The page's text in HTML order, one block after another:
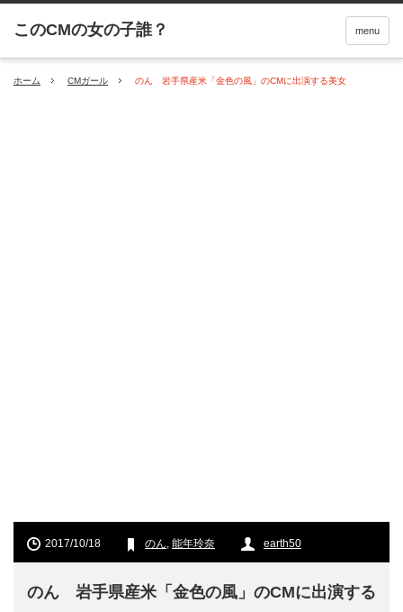
menu
ホーム CMガール のん 岩手県産米「金色の風」のCMに出演する美女
2017/10/18 のん, 能年玲奈 earth50
のん 岩手県産米「金色の風」のCMに出演する